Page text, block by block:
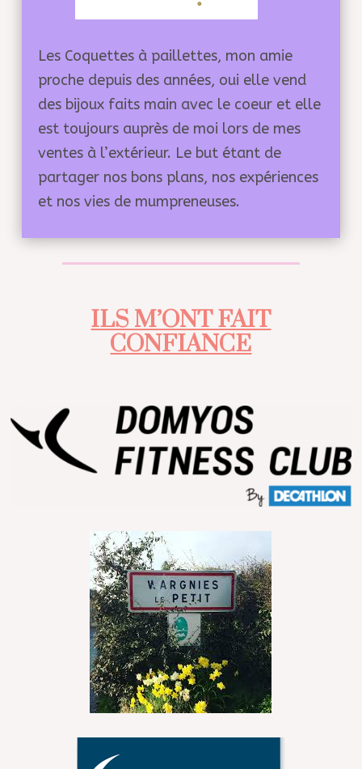
Les Coquettes à paillettes, mon amie
proche depuis des années, oui elle vend
des bijoux faits main avec le coeur et elle
est toujours auprès de moi lors de mes
ventes à l’extérieur. Le but étant de
partager nos bons plans, nos expériences
et nos vies de mumpreneuses.
ILS M’ONT FAIT
CONFIANCE